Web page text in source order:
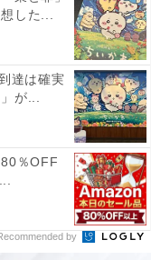
日本選手は？ コン
ろで伊藤美誠選手
…？
輪台風」とは？東
!?【気象予報士が
した...
達は確実
が...
80％OFF
by